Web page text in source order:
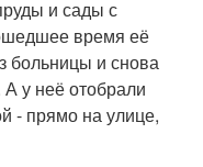
и сады с
время её
больницы и снова
у неё отобрали
- прямо на улице,